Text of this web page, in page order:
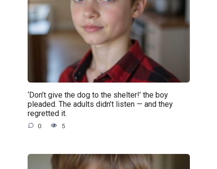
‘Don’t give the dog to the shelter!’ the boy
pleaded. The adults didn’t listen — and they
regretted it.
0 5